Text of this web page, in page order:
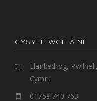
CYSYLLTWCH Â NI
Llanbedrog,
Cymru
01758 740 763